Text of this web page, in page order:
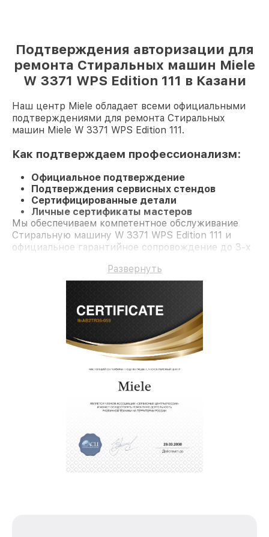
Подтверждения авторизации для
ремонта Стиральных машин Miele
W 3371 WPS Edition 111 в Казани
Наш центр Miele обладает всеми официальными
подтверждениями для ремонта Стиральных
машин Miele W 3371 WPS Edition 111.
Как подтверждаем профессионализм:
Официальное подтверждение
Подтверждения сервисных стендов
Сертифицированные детали
Личные сертификаты мастеров
Мы обеспечиваем компетентное обслуживание
Стиральную машину W 3371 WPS Edition 111 и
официальное гарантийное сопровождение до 3-х
Развернуть